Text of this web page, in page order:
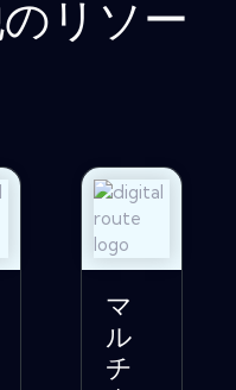
リソー
マ
ル
チ